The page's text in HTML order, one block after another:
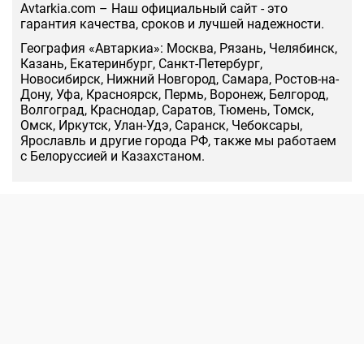
Аvtarkia.com – Наш официальный сайт - это
гарантия качества, сроков и лучшей надежности.
География «Автаркиа»: Москва, Рязань, Челябинск,
Казань, Екатеринбург, Санкт-Петербург,
Новосибирск, Нижний Новгород, Самара, Ростов-на-
Дону, Уфа, Красноярск, Пермь, Воронеж, Белгород,
Волгоград, Краснодар, Саратов, Тюмень, Томск,
Омск, Иркутск, Улан-Удэ, Саранск, Чебоксары,
Ярославль и другие города РФ, также мы работаем
с Белоруссией и Казахстаном.